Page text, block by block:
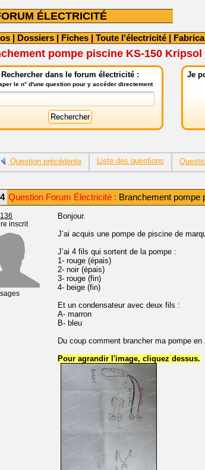
ÉLECTRICITÉ
| Dossiers | Fiches | Toute l'électricité |
pompe piscine KS-150 Kripsol
Rechercher dans le forum électricité :
le n° d'une question pour y accéder directement
Je
Question précédente Liste des questions
Question Forum Électricité : Branchement pompe
inscrit
Bonjour.
J’ai acquis une pompe de piscine de
J’ai 4 fils qui sortent de la pompe :
1- rouge (épais)
2- noir (épais)
3- rouge (fin)
4- beige (fin)
Et un condensateur avec deux fils :
A- marron
B- bleu
Du coup comment brancher ma pompe en
Pour agrandir l'image, cliquez dessus.